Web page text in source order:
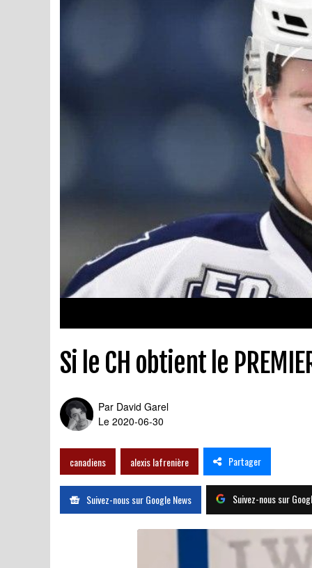
Si le CH obtient le
Par David Garel
Le 2020-06-30
canadiens alexis lafrenière Partager
Suivez-nous sur Google News Suivez-nous sur